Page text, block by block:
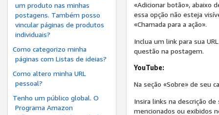
um produto nas minhas
postagens. Também posso
vincular páginas de produtos
individuais?
Como categorizo minha
páginas com Listas de ideias?
Como altero minha URL
pessoal?
Tenho um público global. O
Programa Amazon
«Adicionar botão», abaixo
essa opção não esteja
«Chamada para a ação».
Inclua um link para sua
questão na postagem.
YouTube:
Na seção «Sobre» de seu
Insira links na descrição
mencionados ou exibidos